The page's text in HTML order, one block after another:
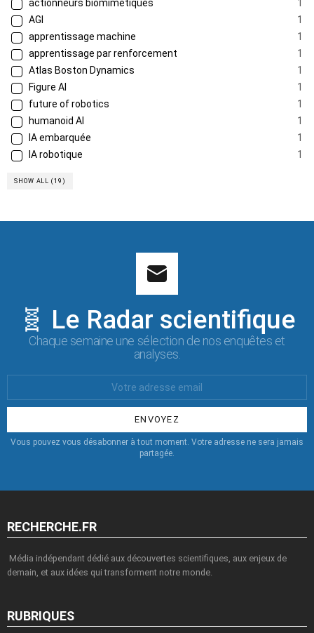
actionneurs biomimétiques
1
AGI
1
apprentissage machine
1
apprentissage par renforcement
1
Atlas Boston Dynamics
1
Figure AI
1
future of robotics
1
humanoid AI
1
IA embarquée
1
IA robotique
1
SHOW ALL (19)
🧬 Le Radar scientifique
Chaque semaine une sélection de nos enquêtes et
analyses.
:
Vous pouvez vous désabonner à tout moment. Votre adresse ne sera jamais
partagée.
RECHERCHE.FR
Média indépendant dédié aux découvertes scientifiques, aux enjeux de
demain, et aux idées qui transforment notre monde.
RUBRIQUES